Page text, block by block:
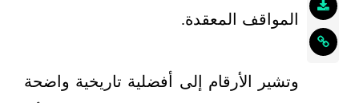
المواقف المعقدة.
وتشير الأرقام إلى أفضلية تاريخية واضحة